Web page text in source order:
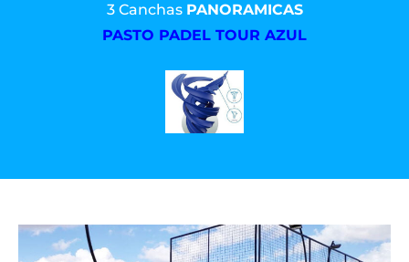
3 Canchas PANORAMICAS
PASTO PADEL TOUR AZUL